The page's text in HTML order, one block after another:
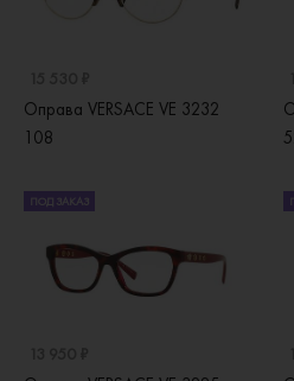
Оправа VERSACE VE 3232
108
ПОД ЗАКАЗ